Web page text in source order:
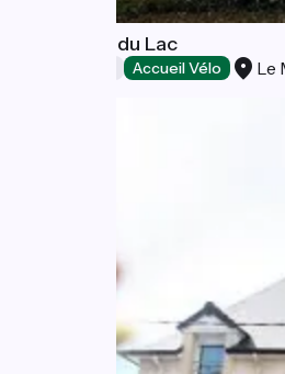
La Grange du Lac
Accueil Vélo Le